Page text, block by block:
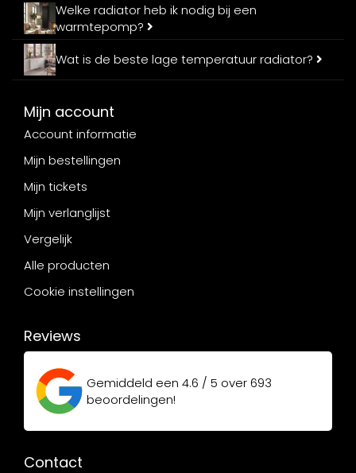
Welke radiator heb ik nodig bij een
warmtepomp?
Wat is de beste lage temperatuur radiator?
Mijn account
Account informatie
Mijn bestellingen
Mijn tickets
Mijn verlanglijst
Vergelijk
Alle producten
Cookie instellingen
Reviews
Gemiddeld een 4.6 / 5 over693
beoordelingen!
Contact